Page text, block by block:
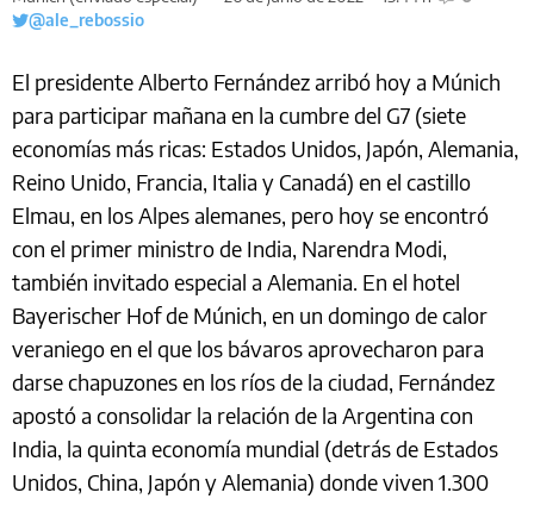
@ale_rebossio
El presidente Alberto Fernández arribó hoy a Múnich
para participar mañana en la cumbre del G7 (siete
economías más ricas: Estados Unidos, Japón, Alemania,
Reino Unido, Francia, Italia y Canadá) en el castillo
Elmau, en los Alpes alemanes, pero hoy se encontró
con el primer ministro de India, Narendra Modi,
también invitado especial a Alemania. En el hotel
Bayerischer Hof de Múnich, en un domingo de calor
veraniego en el que los bávaros aprovecharon para
darse chapuzones en los ríos de la ciudad, Fernández
apostó a consolidar la relación de la Argentina con
India, la quinta economía mundial (detrás de Estados
Unidos, China, Japón y Alemania) donde viven 1.300